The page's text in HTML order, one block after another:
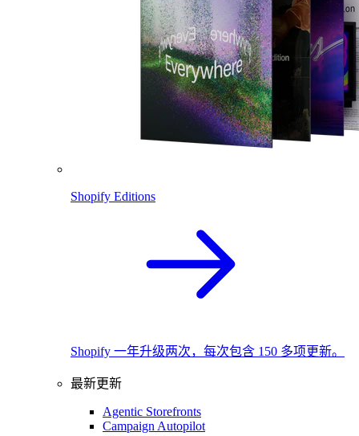
Shopify Editions
Shopify 一年升级两次，每次包含 150 多项更新。
最新更新
Agentic Storefronts
Campaign Autopilot